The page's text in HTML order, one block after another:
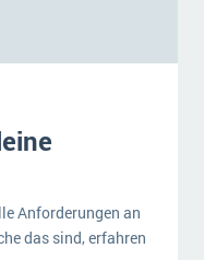
Anforderungen an
das sind, erfahren